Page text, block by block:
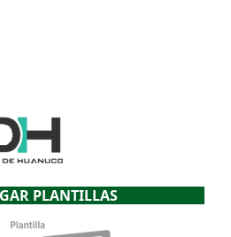
PLANTILLAS